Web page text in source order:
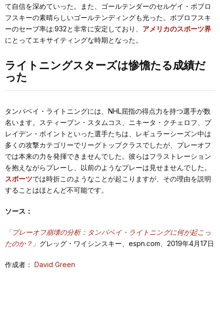
て自信を深めていった。また、ゴールテンダーのセルゲイ・ボブロ
フスキーの素晴らしいゴールテンディングも光った。ボブロフスキ
ーのセーブ率は.932と非常に安定しており、 アメリカのスポーツ界
にとってエキサイティングな時期となった。
ライトニングスターズは惨憺たる成績だ
った
タンパベイ・ライトニングには、NHL屈指の得点力を持つ選手が数
名います。スティーブン・スタムコス、ニキータ・クチェロフ、ブ
レイデン・ポイントといった選手たちは、レギュラーシーズン中は
多くの攻撃カテゴリーでリーグトップクラスでしたが、プレーオフ
では本来の力を発揮できませんでした。彼らはフラストレーション
を抱えながらプレーし、以前のようなプレーは見せませんでした。
スポーツでは時折このようなことが起こりますが、その理由を説明
することはほとんど不可能です。
ソース：
「プレーオフ崩壊の分析：タンパベイ・ライトニングに何が起こっ
たのか？」 グレッグ・ワイシンスキー、espn.com、2019年4月17日
作成者： David Green